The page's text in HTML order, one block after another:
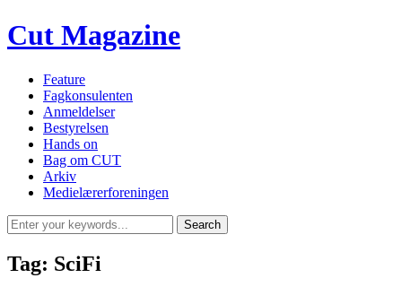
Cut Magazine
Feature
Fagkonsulenten
Anmeldelser
Bestyrelsen
Hands on
Bag om CUT
Arkiv
Medielærerforeningen
Tag: SciFi